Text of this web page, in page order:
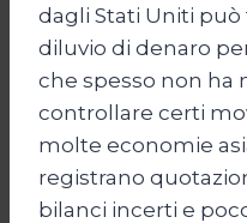
dagli Stati Uniti
diluvio di denaro
che spesso non ha
controllare certi
molte economie
registrano
bilanci incerti e